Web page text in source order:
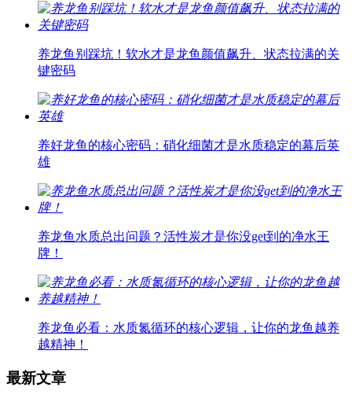
养龙鱼别踩坑！软水才是龙鱼颜值飙升、状态拉满的关
键密码
养好龙鱼的核心密码：硝化细菌才是水质稳定的幕后英
雄
养龙鱼水质总出问题？活性炭才是你没get到的净水王
牌！
养龙鱼必看：水质氮循环的核心逻辑，让你的龙鱼越养
越精神！
最新文章